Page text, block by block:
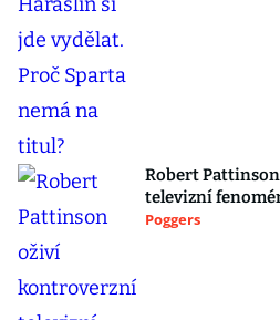
Robert
televizní
Poggers